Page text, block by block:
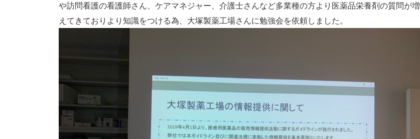
や訪問看護の看護師さん、ケアマネジャー、介護士さんなど多業種の方より医薬品栄養剤の質問が増
えてきておりより知識をつける為、大塚製薬工場さんに勉強会を依頼しました。